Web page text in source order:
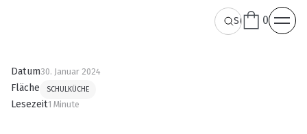
0
Datum30. Januar 2024
Fläche SCHULKÜCHE
Lesezeit1 Minute